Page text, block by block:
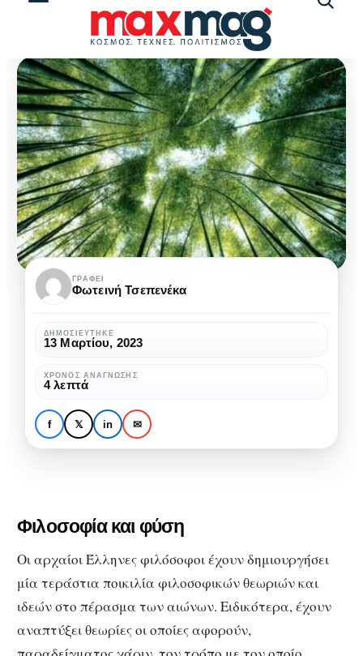
Φιλοσοφία και Φύση: 4
αρχαίοι Έλληνες
φιλόσοφοι και οι
αντιλήψεις τους για την
Φιλοσοφία
και
Φύση:
αρχαίοι
Έλληνες
φιλόσοφοι
και
για
την
φύση
ΓΡΆΦΕΙ
Φωτεινή Τσεπενέκα
ΔΗΜΟΣΙΕΎΤΗΚΕ
13 Μαρτίου, 2023
ΧΡΌΝΟΣ ΑΝΆΓΝΩΣΗΣ
4 λεπτά
f 𝕏 in ✉
Φιλοσοφία και φύση
Οι αρχαίοι Έλληνες φιλόσοφοι έχουν δημιουργήσει
μία τεράστια ποικιλία φιλοσοφικών θεωριών και
ιδεών στο πέρασμα των αιώνων. Ειδικότερα, έχουν
αναπτύξει θεωρίες οι οποίες αφορούν,